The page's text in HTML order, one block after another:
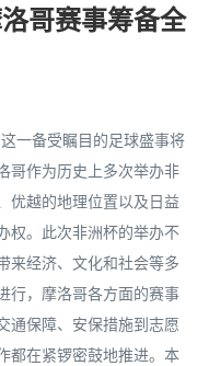
哥赛事筹备全
一备受瞩目的足球盛事将
哥作为历史上多次举办非
优越的地理位置以及日益
权。此次非洲杯的举办不
来经济、文化和社会等多
行，摩洛哥各方面的赛事
通保障、安保措施到志愿
都在紧锣密鼓地推进。本